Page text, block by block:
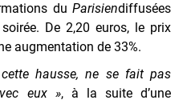
du Parisiendiffusées
De 2,20 euros, le prix
augmentation de 33%.
hausse, ne se fait pas
eux », à la suite d’une